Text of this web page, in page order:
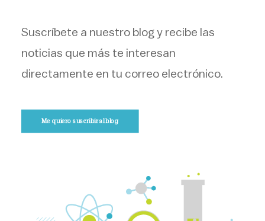
Suscríbete a nuestro blog y recibe las
noticias que más te interesan
directamente en tu correo electrónico.
Me quiero suscribir al blog